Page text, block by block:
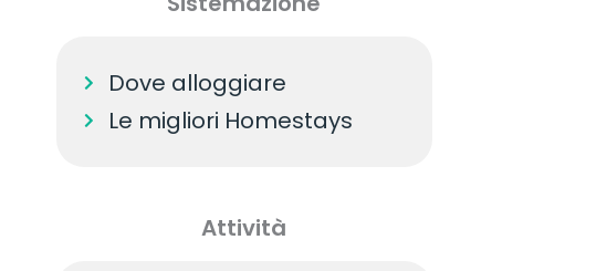
Dove alloggiare
Le migliori Homestays
Attività